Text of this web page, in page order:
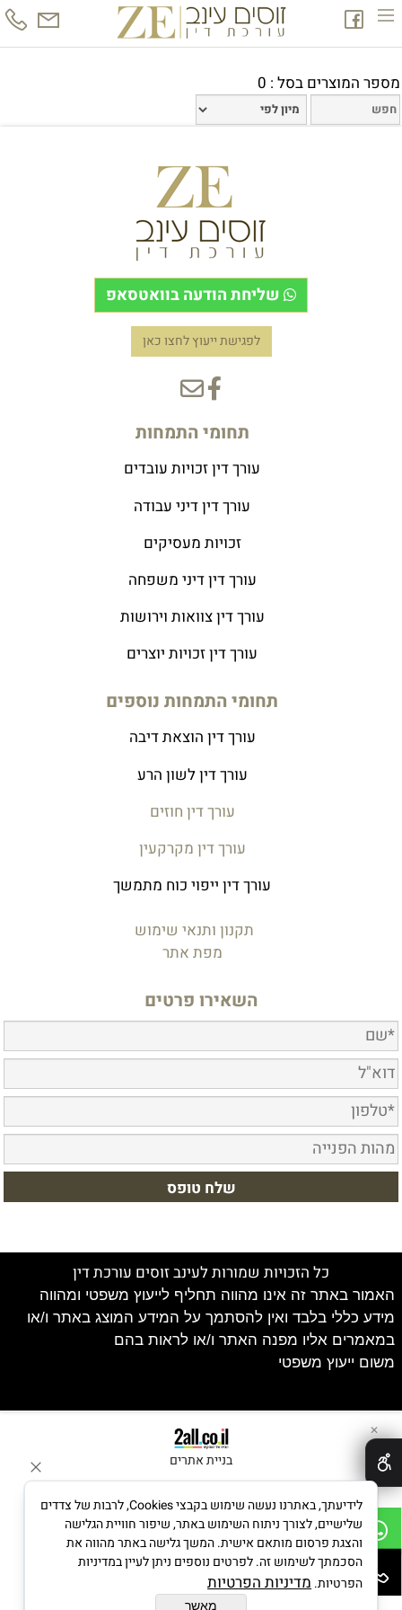
מספר המוצרים בסל : 0
שליחת הודעה בוואטסאפ
לפגישת ייעוץ לחצו כאן
תחומי התמחות
עורך דין זכויות עובדים
עורך דין דיני עבודה
זכויות מעסיקים
עורך דין דיני משפחה
עורך דין צוואות וירושות
עורך דין זכויות יוצרים
תחומי התמחות נוספים
עורך דין הוצאת דיבה
עורך דין לשון הרע
עורך דין חוזים
עורך דין מקרקעין
עורך דין ייפוי כוח מתמשך
תקנון ותנאי שימוש
מפת אתר
השאירו פרטים
כל הזכויות שמורות לעינב זוסים עורכת דין
האמור באתר זה אינו מהווה תחליף לייעוץ משפטי ומהווה
מידע כללי בלבד ואין להסתמך על המידע המוצג באתר ו/או
במאמרים אליו מפנה האתר ו/או לראות בהם
משום ייעוץ משפטי
בניית אתרים
✕
לידיעתך, באתרנו נעשה שימוש בקבצי Cookies, לרבות של צדדים
שלישיים, לצורך ניתוח השימוש באתר, שיפור חוויית הגלישה
והצגת פרסום מותאם אישית. המשך גלישה באתר מהווה את
הסכמתך לשימוש זה. לפרטים נוספים ניתן לעיין במדיניות
הפרטיות.מדיניות הפרטיות
מאשר